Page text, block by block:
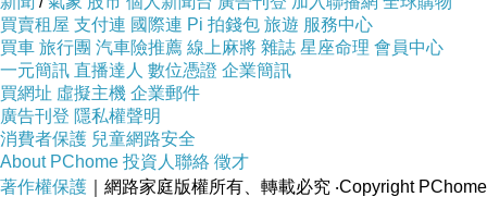
?
?
買賣租屋 支付連 國際連 Pi 拍錢包 旅遊 服務中心
買車 旅行團 汽車險推薦 線上麻將 雜誌 星座命理 會員中心
一元簡訊 直播達人 數位憑證 企業簡訊
買網址 虛擬主機 企業郵件
廣告刊登 隱私權聲明
消費者保護 兒童網路安全
About PChome 投資人聯絡 徵才
著作權保護 ｜網路家庭版權所有、轉載必究 ‧Copyright PChome